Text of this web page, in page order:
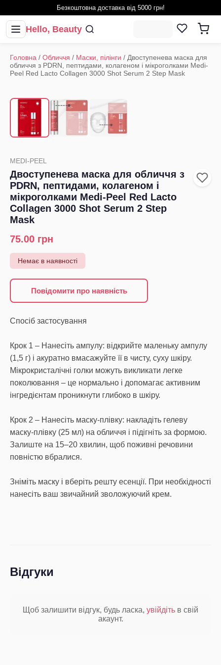
Безкоштовна доставка від 5000 грн!
Hello, Beauty
Головна / Обличчя / Маски, пілінги / Двоступенева маска для
обличчя з PDRN, пептидами, колагеном і мікроголками Medi-
Peel Red Lacto Collagen 3000 Shot Serum 2 Step Mask
MEDI-PEEL
Двоступенева маска для обличчя з
PDRN, пептидами, колагеном і
мікроголками Medi-Peel Red Lacto
Collagen 3000 Shot Serum 2 Step
Mask
75.00 грн
Немає в наявності
Повідомити про наявність
Спосіб застосування
Крок 1 – Нанесіть ампулу: відкрийте маленьку ампулу
(1,5 г) і акуратно вмасажуйте її в чисту, суху шкіру.
Мікрокристалічні голки можуть викликати легке
поколювання – це нормально і допомагає активним
інгредієнтам проникнути глибоко в шкіру.
Крок 2 – Нанесіть маску-плівку: накладіть гелеву
маску-плівку (25 мл) на обличчя і підігніть за формою.
Залиште на 15–20 хвилин, щоб поживні речовини
повністю вбралися.
Зніміть маску і вберіть решту есенції. При необхідності
нанесіть ваш звичайний зволожуючий крем.
Відгуки
Щоб залишити відгук, будь ласка, увійдіть в свій
акаунт.